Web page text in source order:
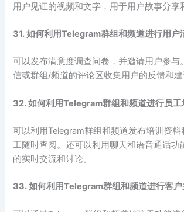
用户见证的视频和文字，用于用户故事分享
31. 如何利用Telegram群组和频道进行用户
可以发布满意度调查问卷，并邀请用户参与
信或群组/频道的评论区收集用户的反馈和建
32. 如何利用Telegram群组和频道进行员工
可以利用Telegram群组和频道发布培训资料
工随时查阅。还可以利用聊天和语音通话功
的实时交流和讨论。
33. 如何利用Telegram群组和频道进行客户